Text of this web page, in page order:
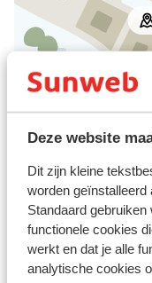
Deze website
Dit zijn kleine
worden geïnstalleerd
Standaard
functionele cookies
werkt en dat je alle
analytische cookies
In het centrum
Luchthaven: 158
Treinstation zell
Pinautomaat: 170
Skipiste: 110 m
Langlaufloipe:
Skibushalte: 200